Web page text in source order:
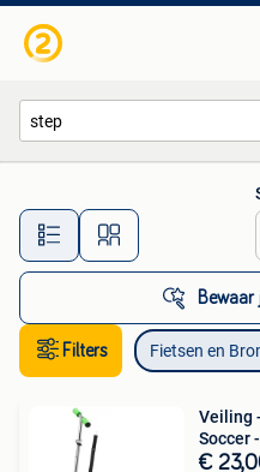
Alle
Filters Fietsen en
Veiling
Soccer
€